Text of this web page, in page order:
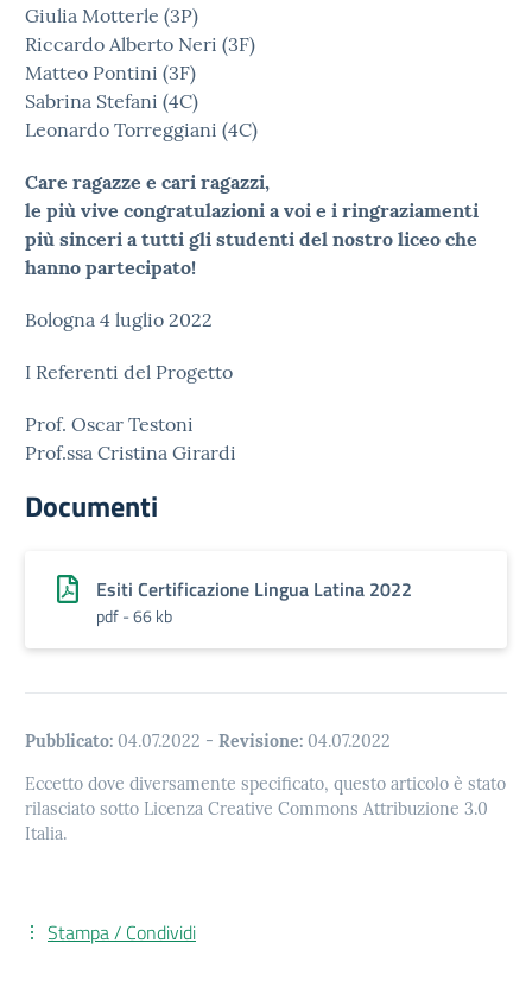
Giulia Motterle (3P)
Riccardo Alberto Neri (3F)
Matteo Pontini (3F)
Sabrina Stefani (4C)
Leonardo Torreggiani (4C)
Care ragazze e cari ragazzi,
le più vive congratulazioni a voi e i ringraziamenti
più sinceri a tutti gli studenti del nostro liceo che
hanno partecipato!
Bologna 4 luglio 2022
I Referenti del Progetto
Prof. Oscar Testoni
Prof.ssa Cristina Girardi
Documenti
Esiti Certificazione Lingua Latina 2022
pdf - 66 kb
Pubblicato: 04.07.2022 - Revisione: 04.07.2022
Eccetto dove diversamente specificato, questo articolo è stato
rilasciato sotto Licenza Creative Commons Attribuzione 3.0
Italia.
Stampa / Condividi